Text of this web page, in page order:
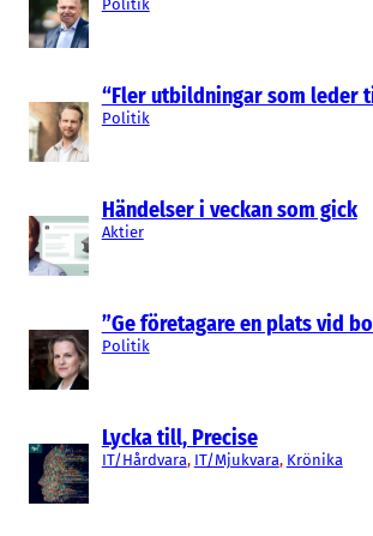
Politik
“Fler utbildningar som leder
Politik
Händelser i veckan som gick
Aktier
”Ge företagare en plats vid
Politik
Lycka till, Precise
IT/Hårdvara, IT/Mjukvara, Krönika